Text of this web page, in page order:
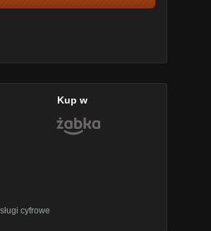
cyfrowe
Kup w